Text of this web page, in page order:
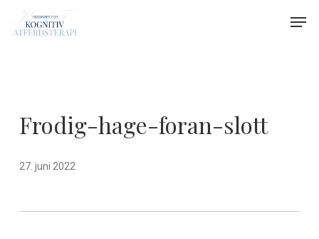
Frodig-hage-foran-slott
27. juni 2022